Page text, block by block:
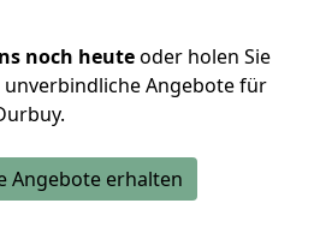
noch heuteoder holen Sie
Angebote für
Angebote erhalten